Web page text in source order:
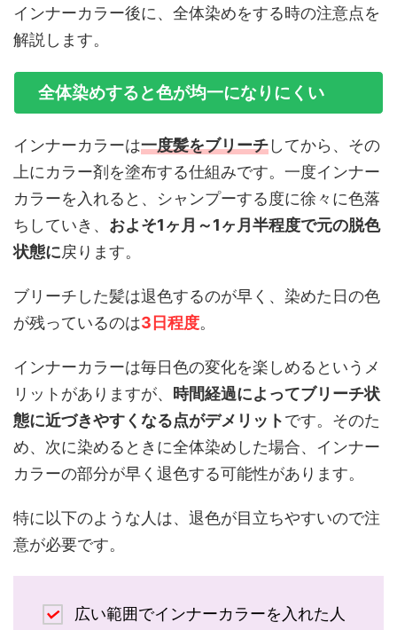
インナーカラー後に、全体染めをする時の注意点を
解説します。
全体染めすると色が均一になりにくい
インナーカラーは一度髪をブリーチしてから、その
上にカラー剤を塗布する仕組みです。一度インナー
カラーを入れると、シャンプーする度に徐々に色落
ちしていき、 およそ1ヶ月～1ヶ月半程度で元の脱色
状態に戻ります。
ブリーチした髪は退色するのが早く、染めた日の色
が残っているのは3 日程度。
インナーカラーは毎日色の変化を楽しめるというメ
リットがありますが、 時間経過によってブリーチ状
態に近づきやすくなる点がデメリットです。そのた
め、次に染めるときに全体染めした場合、インナー
カラーの部分が早く退色する可能性があります。
特に以下のような人は、退色が目立ちやすいので注
意が必要です。
広い範囲でインナーカラーを入れた人